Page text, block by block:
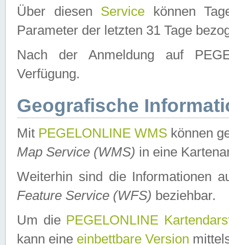
Über diesen Service können
Parameter der letzten 31 Tage
Nach der Anmeldung auf
Verfügung.
Geografische
Mit PEGELONLINE WMS können
Map Service (WMS) in eine
Weiterhin sind die Informationen
Feature Service (WFS) beziehbar.
Um die PEGELONLINE
kann eine einbettbare Version